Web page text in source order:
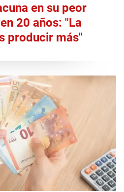
en su peor
20 años: "La
producir más"